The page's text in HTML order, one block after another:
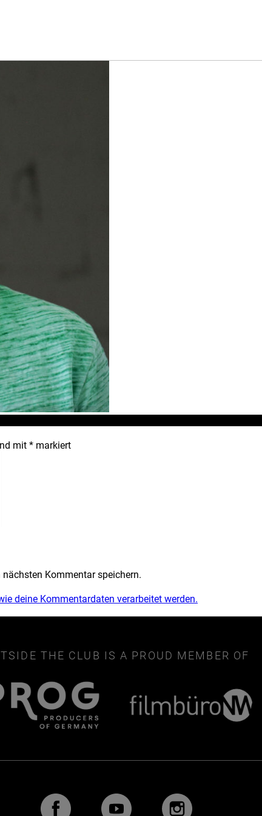
mit * markiert
Kommentar speichern.
deine Kommentardaten verarbeitet werden.
THE CLUB IS A PROUD MEMBER OF